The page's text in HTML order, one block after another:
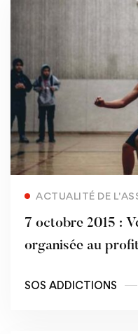
ACTUALITÉ DE
7 octobre 2015 :
organisée au
SOS ADDICTIONS